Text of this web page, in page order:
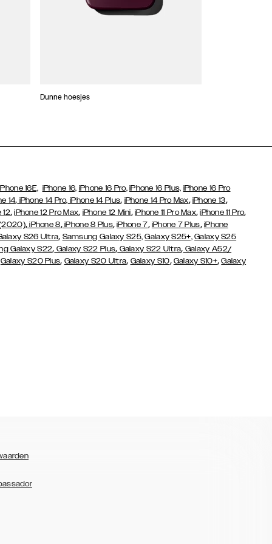
Dunne hoesjes
16E, iPhone 16, iPhone 16 Pro, iPhone 16 Plus, iPhone 16 Pro
14, iPhone 14 Pro, iPhone 14 Plus, iPhone 14 Pro Max, iPhone 13,
12,iPhone 12 Pro Max, iPhone 12 Mini, iPhone 11 Pro Max,iPhone 11 Pro,
,iPhone 8,iPhone 8 Plus,iPhone 7, iPhone 7 Plus, iPhone
S26 Ultra, Samsung Galaxy S25, Galaxy S25+, Galaxy S25
Galaxy S22, Galaxy S22 Plus, Galaxy S22 Ultra, Galaxy A52/
Galaxy S20 Plus, Galaxy S20 Ultra, Galaxy S10, Galaxy S10+,Galaxy